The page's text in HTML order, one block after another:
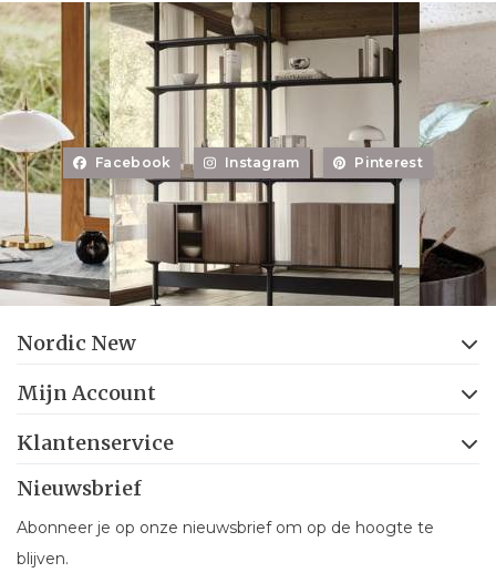
Facebook Instagram Pinterest
Nordic New
Mijn Account
Klantenservice
Nieuwsbrief
Abonneer je op onze nieuwsbrief om op de hoogte te
blijven.